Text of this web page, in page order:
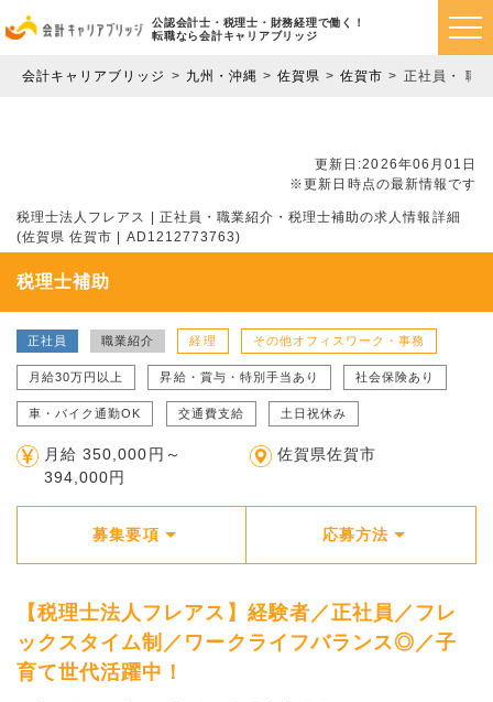
公認会計士・税理士・財務経理で働く！
転職なら会計キャリアブリッジ
会計キャリアブリッジ 九州・沖縄 佐賀県 佐賀市 正社員・ 職
更新日:2026年06月01日
※更新日時点の最新情報です
税理士法人フレアス | 正社員・職業紹介・税理士補助の求人情報詳細
(佐賀県 佐賀市 | AD1212773763)
税理士補助
正社員 職業紹介 経理 その他オフィスワーク・事務
月給30万円以上 昇給・賞与・特別手当あり 社会保険あり
車・バイク通勤OK 交通費支給 土日祝休み
月給 350,000円～
394,000円
佐賀県佐賀市
募集要項 応募方法
【税理士法人フレアス】経験者／正社員／フレ
ックスタイム制／ワークライフバランス◎／子
育て世代活躍中！